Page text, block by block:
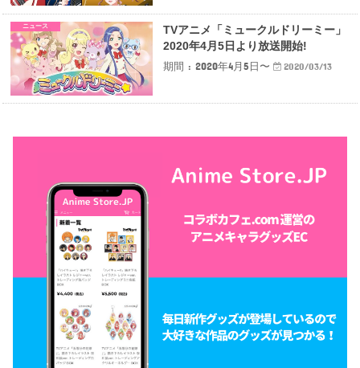
ニュース
TVアニメ「ミュークルドリーミー」
2020年4月5日より放送開始!
期間 : 2020年4月5日〜
2020/03/13